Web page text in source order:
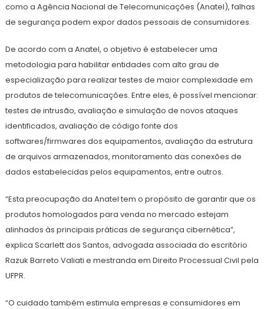
como a Agência Nacional de Telecomunicações (Anatel), falhas
de segurança podem expor dados pessoais de consumidores.
De acordo com a Anatel, o objetivo é estabelecer uma
metodologia para habilitar entidades com alto grau de
especialização para realizar testes de maior complexidade em
produtos de telecomunicações. Entre eles, é possível mencionar:
testes de intrusão, avaliação e simulação de novos ataques
identificados, avaliação de código fonte dos
softwares/firmwares dos equipamentos, avaliação da estrutura
de arquivos armazenados, monitoramento das conexões de
dados estabelecidas pelos equipamentos, entre outros.
“Esta preocupação da Anatel tem o propósito de garantir que os
produtos homologados para venda no mercado estejam
alinhados às principais práticas de segurança cibernética”,
explica Scarlett dos Santos, advogada associada do escritório
Razuk Barreto Valiati e mestranda em Direito Processual Civil pela
UFPR.
“O cuidado também estimula empresas e consumidores em